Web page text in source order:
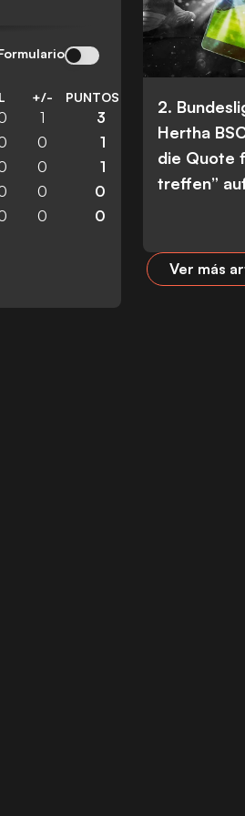
L +/- PUNTOS
1 3
0 1
0 1
0 0
0 0
2.
Hertha
die Quote
treffen”
Ver más